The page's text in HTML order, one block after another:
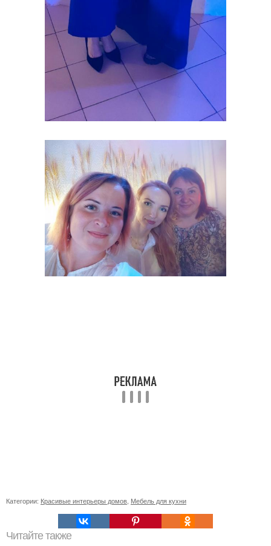
Категории: Красивые интерьеры домов Мебель для кухни
Читайте также